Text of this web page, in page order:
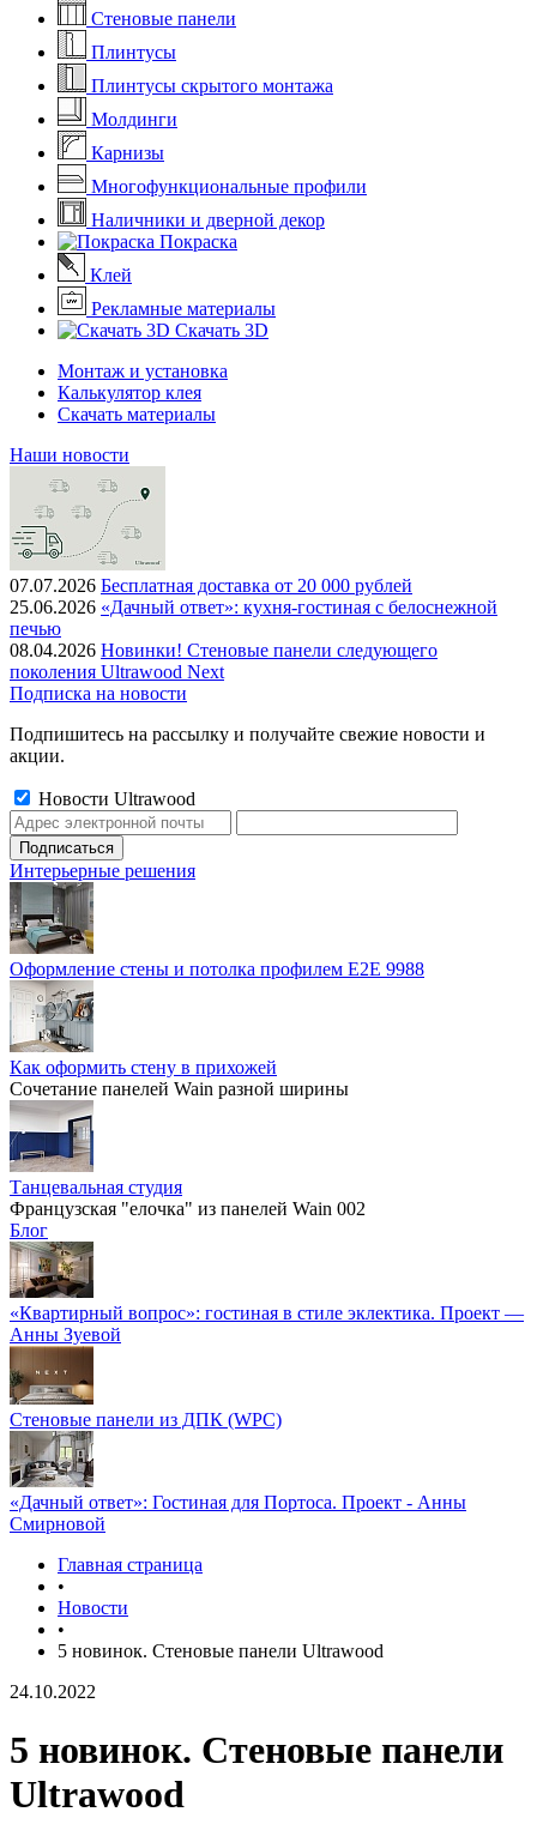
Стеновые панели
Плинтусы
Плинтусы скрытого монтажа
Молдинги
Карнизы
Многофункциональные профили
Наличники и дверной декор
Покраска
Клей
Рекламные материалы
Скачать 3D
Монтаж и установка
Калькулятор клея
Скачать материалы
Наши новости
07.07.2026 Бесплатная доставка от 20 000 рублей
25.06.2026 «Дачный ответ»: кухня-гостиная с белоснежной
печью
08.04.2026 Новинки! Стеновые панели следующего
поколения Ultrawood Next
Подписка на новости
Подпишитесь на рассылку и получайте свежие новости и
акции.
Новости Ultrawood
Интерьерные решения
Оформление стены и потолка профилем E2E 9988
Как оформить стену в прихожей
Сочетание панелей Wain разной ширины
Танцевальная студия
Французская "елочка" из панелей Wain 002
Блог
«Квартирный вопрос»: гостиная в стиле эклектика. Проект —
Анны Зуевой
Стеновые панели из ДПК (WPC)
«Дачный ответ»: Гостиная для Портоса. Проект - Анны
Смирновой
Главная страница
•
Новости
•
5 новинок. Стеновые панели Ultrawood
24.10.2022
5 новинок. Стеновые панели
Ultrawood